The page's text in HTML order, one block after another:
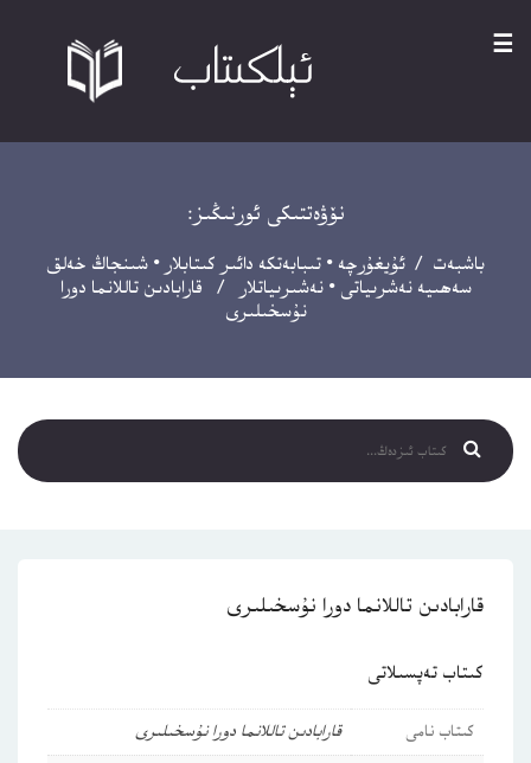
☰
نۆۋەتتىكى ئورنىڭىز:
باشبەت / ئۇيغۇرچە • تىبابەتكە دائىر كىتابلار • شىنجاڭ خەلق
سەھىيە نەشرىياتى •نەشىرىياتلار
/ قارابادىن تاللانما دورا
نۇسخىلىرى
قارابادىن تاللانما دورا نۇسخىلىرى
كىتاب تەپسىلاتى
كىتاب نامى
قارابادىن تاللانما دورا نۇسخىلىرى